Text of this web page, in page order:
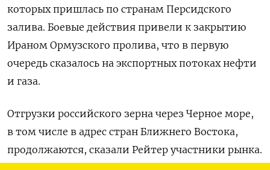
которых пришлась по странам Персидского
‌залива. Боевые действия привели к закрытию
Ираном Ормузского пролива, что в первую
очередь сказалось на экспортных потоках нефти
и газа.
Отгрузки российского зерна через Черное море,
в том числе в адрес стран Ближнего Востока,
продолжаются, сказали Рейтер участники рынка.